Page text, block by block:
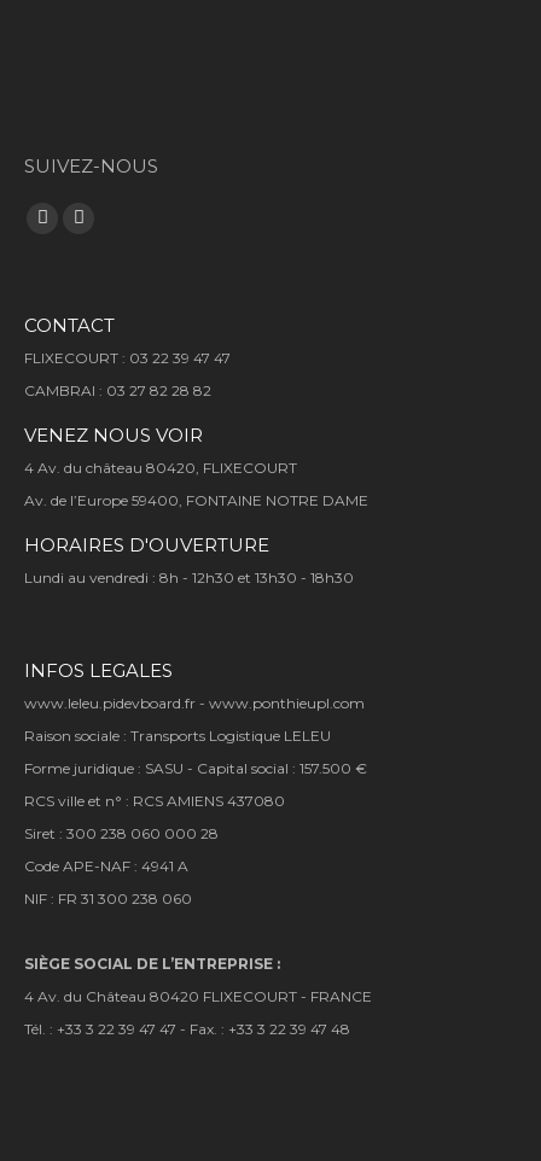
SUIVEZ-NOUS
Trouvez nous sur :
in
new
window
in
new
window
CONTACT
FLIXECOURT : 03 22 39 47 47
CAMBRAI : 03 27 82 28 82
VENEZ NOUS VOIR
4 Av. du château 80420, FLIXECOURT
Av. de l’Europe 59400, FONTAINE NOTRE DAME
HORAIRES D'OUVERTURE
Lundi au vendredi : 8h - 12h30 et 13h30 - 18h30
INFOS LEGALES
www.leleu.pidevboard.fr - www.ponthieupl.com
Raison sociale : Transports Logistique LELEU
Forme juridique : SASU - Capital social : 157.500 €
RCS ville et n° : RCS AMIENS 437080
Siret : 300 238 060 000 28
Code APE-NAF : 4941 A
NIF : FR 31 300 238 060
SIÈGE SOCIAL DE L’ENTREPRISE :
4 Av. du Château 80420 FLIXECOURT - FRANCE
Tél. : +33 3 22 39 47 47 - Fax. : +33 3 22 39 47 48